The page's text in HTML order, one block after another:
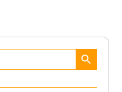
Botón de búsqueda